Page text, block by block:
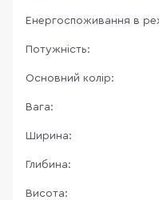
Енергоспоживання в
Потужність:
Основний колір:
Вага:
Ширина:
Глибина:
Висота: